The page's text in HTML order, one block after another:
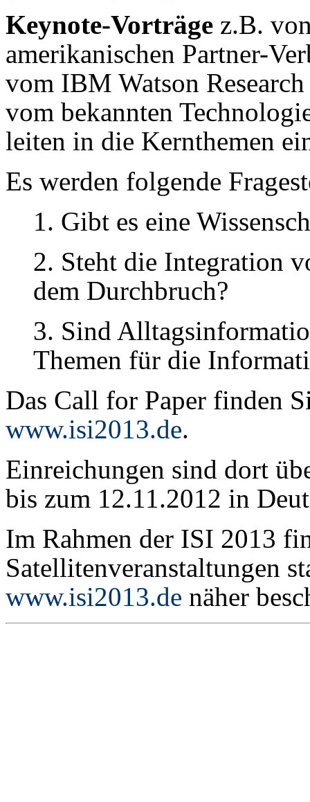
Keynote-Vorträge z.B.
amerikanischen Partner-
vom IBM Watson
vom bekannten
leiten in die Kernthemen
Es werden folgende
1. Gibt es eine
2. Steht die Integration
dem Durchbruch?
3. Sind
Themen für die
Das Call for Paper finden
www.isi2013.de.
Einreichungen sind dort
bis zum 12.11.2012 in
Im Rahmen der ISI 2013
Satellitenveranstaltungen
www.isi2013.de näher